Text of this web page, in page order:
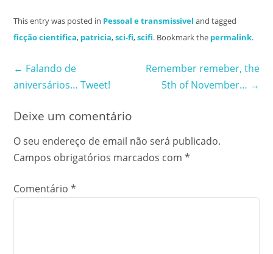
This entry was posted in Pessoal e transmissivel and tagged
ficção cientifica, patricia,sci-fi,scifi. Bookmark the permalink.
Post
navigation
← Falando de
aniversários… Tweet!
Remember remeber, the
5th of November… →
Deixe um comentário
O seu endereço de email não será publicado.
Campos obrigatórios marcados com*
Comentário*